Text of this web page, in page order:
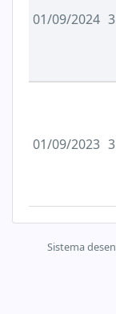
01/09/2024
01/09/2023
Sistema